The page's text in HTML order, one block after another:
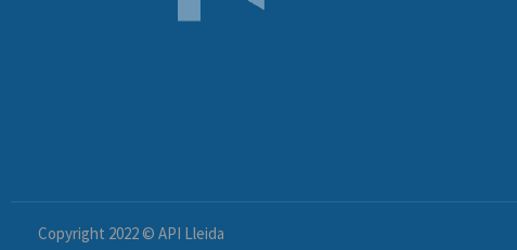
Copyright 2022 © API Lleida